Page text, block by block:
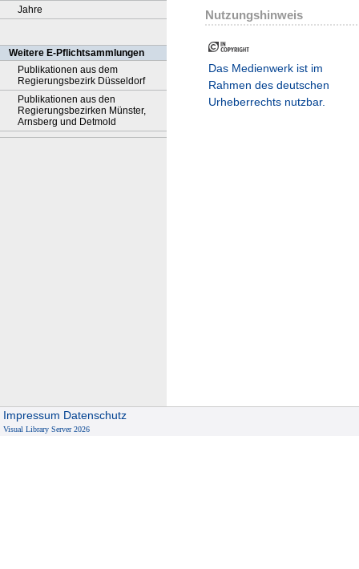
Jahre
Weitere E-Pflichtsammlungen
Publikationen aus dem
Regierungsbezirk Düsseldorf
Publikationen aus den
Regierungsbezirken Münster,
Arnsberg und Detmold
Nutzungshinweis
Das Medienwerk ist im
Rahmen des deutschen
Urheberrechts nutzbar.
Impressum Datenschutz
Visual Library Server 2026